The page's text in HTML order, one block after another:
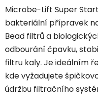
Microbe-Lift Super
bakteriální přípravek
Bead filtrů a
odbourání čpavku,
filtru kaly. Je ideálním
kde vyžadujete
údržbu filtračního